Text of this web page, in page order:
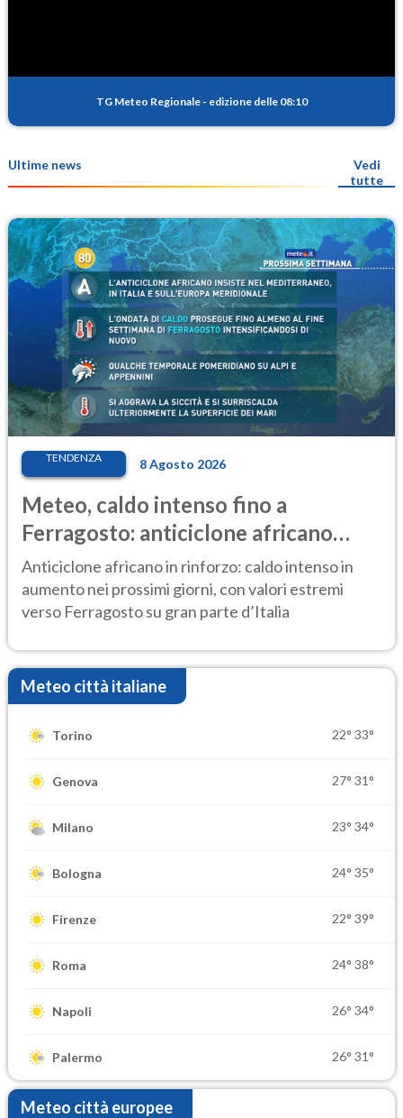
TG Meteo Regionale - edizione delle 08:10
Ultime news
Vedi
tutte
TENDENZA 8 Agosto 2026
Meteo, caldo intenso fino a
Ferragosto: anticiclone africano
ancora protagonista
Anticiclone africano in rinforzo: caldo intenso in
aumento nei prossimi giorni, con valori estremi
verso Ferragosto su gran parte d’Italia
Meteo città italiane
Torino 22° 33°
Genova 27° 31°
Milano 23° 34°
Bologna 24° 35°
Firenze 22° 39°
Roma 24° 38°
Napoli 26° 34°
Palermo 26° 31°
Meteo città europee